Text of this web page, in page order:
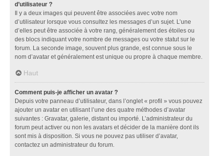
d’utilisateur ?
Il y a deux images qui peuvent être associées avec votre nom
d’utilisateur lorsque vous consultez les messages d’un sujet. L’une
d’elles peut être associée à votre rang, généralement des étoiles ou
des blocs indiquant votre nombre de messages ou votre statut sur le
forum. La seconde image, souvent plus grande, est connue sous le
nom d’avatar et généralement est unique ou propre à chaque membre.
Haut
Comment puis-je afficher un avatar ?
Depuis votre panneau d’utilisateur, dans l’onglet « profil » vous pouvez
ajouter un avatar en utilisant l’une des quatre méthodes d’avatar
suivantes : Gravatar, galerie, distant ou importé. L’administrateur du
forum peut activer ou non les avatars et décider de la manière dont ils
sont mis à disposition. Si vous ne pouvez pas utiliser d’avatar,
contactez un administrateur du forum.